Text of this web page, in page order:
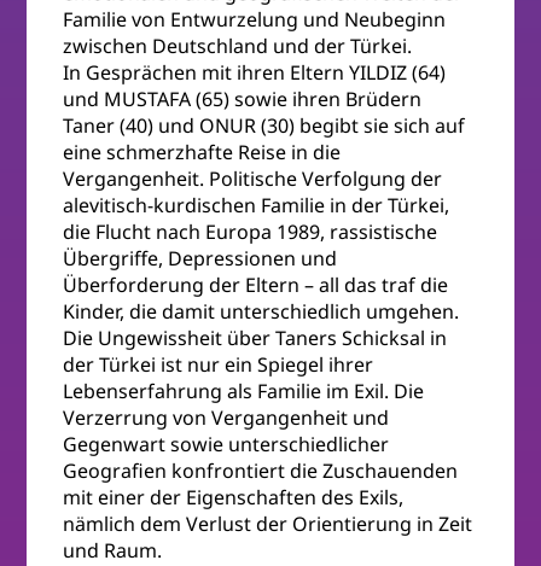
Familie von Entwurzelung und Neubeginn
zwischen Deutschland und der Türkei.
In Gesprächen mit ihren Eltern YILDIZ (64)
und MUSTAFA (65) sowie ihren Brüdern
Taner (40) und ONUR (30) begibt sie sich auf
eine schmerzhafte Reise in die
Vergangenheit. Politische Verfolgung der
alevitisch-kurdischen Familie in der Türkei,
die Flucht nach Europa 1989, rassistische
Übergriffe, Depressionen und
Überforderung der Eltern – all das traf die
Kinder, die damit unterschiedlich umgehen.
Die Ungewissheit über Taners Schicksal in
der Türkei ist nur ein Spiegel ihrer
Lebenserfahrung als Familie im Exil. Die
Verzerrung von Vergangenheit und
Gegenwart sowie unterschiedlicher
Geografien konfrontiert die Zuschauenden
mit einer der Eigenschaften des Exils,
nämlich dem Verlust der Orientierung in Zeit
und Raum.